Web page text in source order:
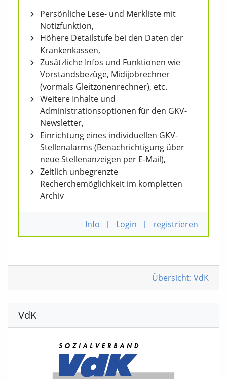
Persönliche Lese- und Merkliste mit
Notizfunktion,
Höhere Detailstufe bei den Daten der
Krankenkassen,
Zusätzliche Infos und Funktionen wie
Vorstandsbezüge, Midijobrechner
(vormals Gleitzonenrechner), etc.
Weitere Inhalte und
Administrationsoptionen für den GKV-
Newsletter,
Einrichtung eines individuellen GKV-
Stellenalarms (Benachrichtigung über
neue Stellenanzeigen per E-Mail),
Zeitlich unbegrenzte
Recherchemöglichkeit im kompletten
Archiv
Info | Login | registrieren
Übersicht: VdK
VdK